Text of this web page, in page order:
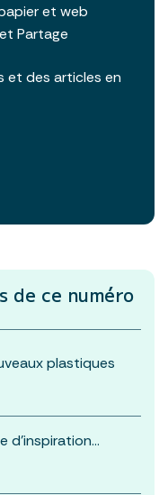
et web
Partage
et des articles en
de ce numéro
plastiques
d’inspiration…